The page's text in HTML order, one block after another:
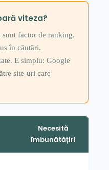
viteza?
factor de ranking.
în căutări.
E simplu: Google
site-uri care
Necesită
îmbunătățiri